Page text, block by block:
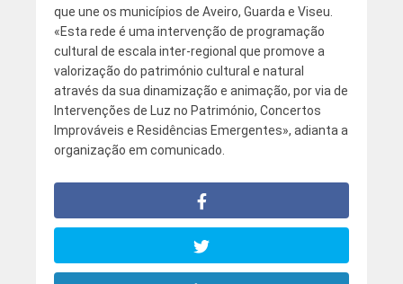
que une os municípios de Aveiro, Guarda e Viseu.
«Esta rede é uma intervenção de programação
cultural de escala inter-regional que promove a
valorização do património cultural e natural
através da sua dinamização e animação, por via de
Intervenções de Luz no Património, Concertos
Improváveis e Residências Emergentes», adianta a
organização em comunicado.